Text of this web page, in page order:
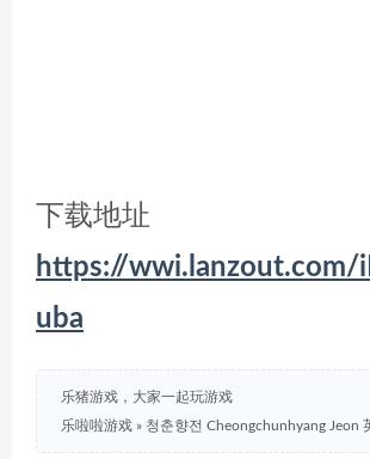
下载地址
https://wwi.lanzout.com/
uba
乐猪游戏，大家一起玩游戏
乐啦啦游戏 » 청춘향전 Cheongchunhyang Jeon